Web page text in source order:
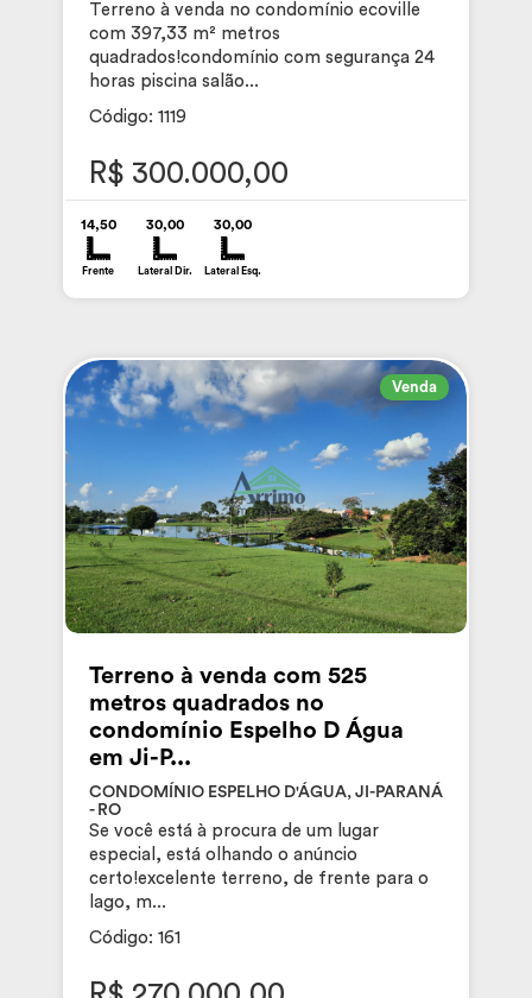
Terreno à venda no condomínio ecoville
com 397,33 m² metros
quadrados!condomínio com segurança 24
horas piscina salão...
Código: 1119
R$ 300.000,00
14,50
Frente
30,00
Lateral Dir.
30,00
Lateral Esq.
Venda
Terreno à venda com 525
metros quadrados no
condomínio Espelho D Água
em Ji-P...
CONDOMÍNIO ESPELHO D'ÁGUA, JI-PARANÁ
- RO
Se você está à procura de um lugar
especial, está olhando o anúncio
certo!excelente terreno, de frente para o
lago, m...
Código: 161